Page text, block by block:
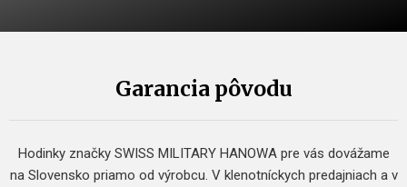
Garancia pôvodu
Hodinky značky SWISS MILITARY HANOWA pre vás dovážame
na Slovensko priamo od výrobcu. V klenotníckych predajniach a v